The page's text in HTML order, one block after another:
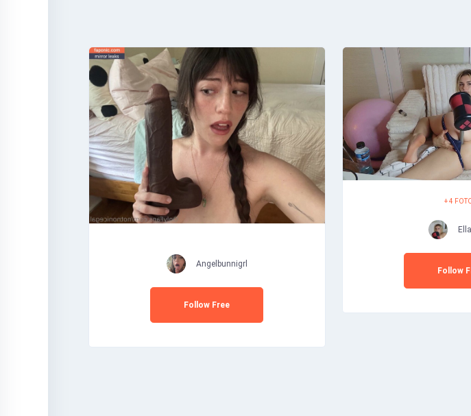
Angelbunnigrl
Follow Free
+ 4
Follow